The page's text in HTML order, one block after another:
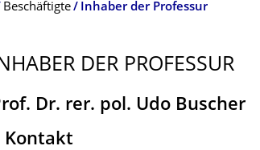
Beschäftigte Inhaber der Professur
DER PROFESSUR
Dr. rer. pol. Udo Buscher